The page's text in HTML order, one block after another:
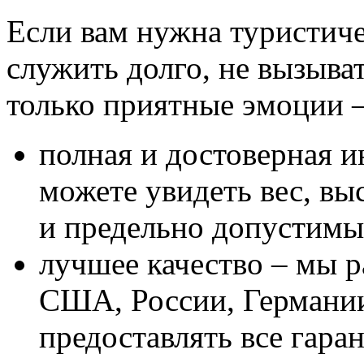
Если вам нужна
служить долго, не
только приятные эмоции
полная и достоверная
можете увидеть вес,
и предельно
лучшее качество – мы
США, России,
предоставлять все